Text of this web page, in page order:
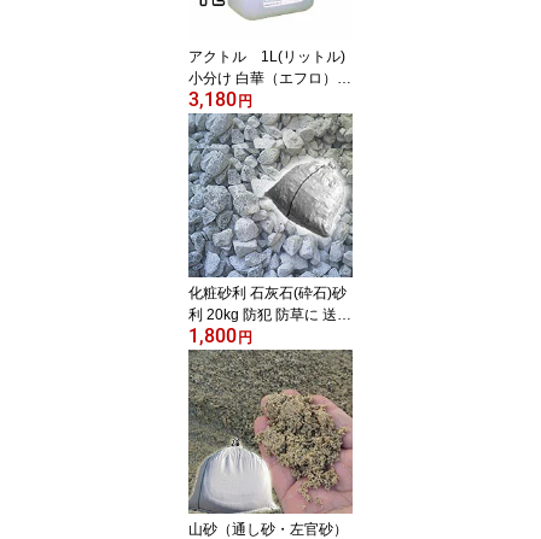
アクトル 1L(リットル)
小分け 白華（エフロ）除
去剤 テクノクリーン特殊
洗浄剤 激安特価
3,180 円
化粧砂利 石灰石(砕石)砂
利 20kg 防犯 防草に 送料
無料
1,800 円
山砂（通し砂・左官砂）